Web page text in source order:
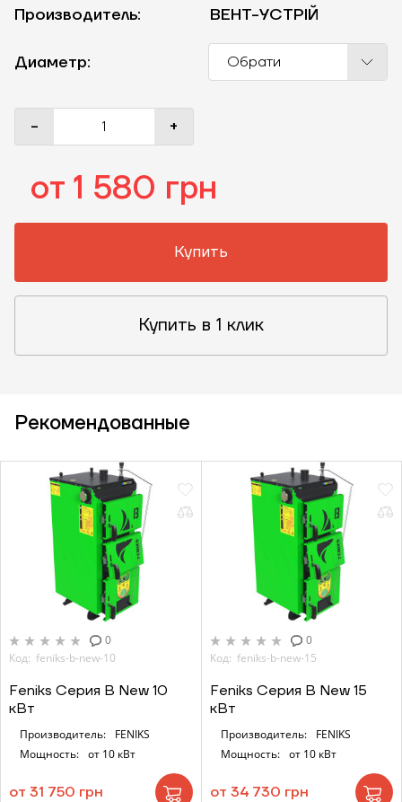
Производитель: ВЕНТ-УСТРІЙ
Диаметр: Обрати
- +
от 1 580 грн
Купить
Купить в 1 клик
Рекомендованные
0
Код: feniks-b-new-10
Feniks Серия B New 10
кВт
Производитель:
FENIKS
Мощность: от 10 кВт
от 31 750 грн
0
Код: feniks-b-new-15
Feniks Серия B New 15
кВт
Производитель:
FENIKS
Мощность:
от 10 кВт
от 34 730 грн